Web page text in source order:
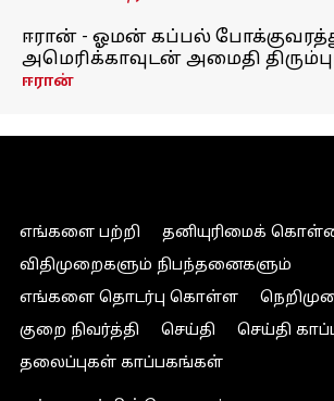
ஈரான் - ஓமன் கப்பல்
அமெரிக்காவுடன் அமைதி
ஈரான்
எங்களை பற்றி
தனியுரிமைக்
விதிமுறைகளும் நிபந்தனைகளும்
எங்களை தொடர்பு கொள்ள
குறை நிவர்த்தி
செய்தி
செய்தி
தலைப்புகள் காப்பகங்கள்